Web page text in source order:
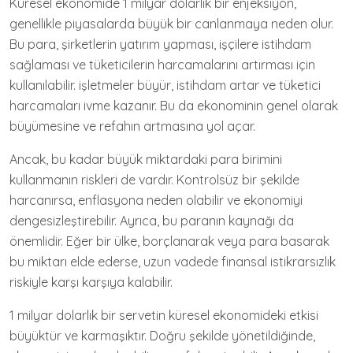
Küresel ekonomide 1 milyar dolarlık bir enjeksiyon,
genellikle piyasalarda büyük bir canlanmaya neden olur.
Bu para, şirketlerin yatırım yapması, işçilere istihdam
sağlaması ve tüketicilerin harcamalarını artırması için
kullanılabilir. işletmeler büyür, istihdam artar ve tüketici
harcamaları ivme kazanır. Bu da ekonominin genel olarak
büyümesine ve refahın artmasına yol açar.
Ancak, bu kadar büyük miktardaki para birimini
kullanmanın riskleri de vardır. Kontrolsüz bir şekilde
harcanırsa, enflasyona neden olabilir ve ekonomiyi
dengesizleştirebilir. Ayrıca, bu paranın kaynağı da
önemlidir. Eğer bir ülke, borçlanarak veya para basarak
bu miktarı elde ederse, uzun vadede finansal istikrarsızlık
riskiyle karşı karşıya kalabilir.
1 milyar dolarlık bir servetin küresel ekonomideki etkisi
büyüktür ve karmaşıktır. Doğru şekilde yönetildiğinde,